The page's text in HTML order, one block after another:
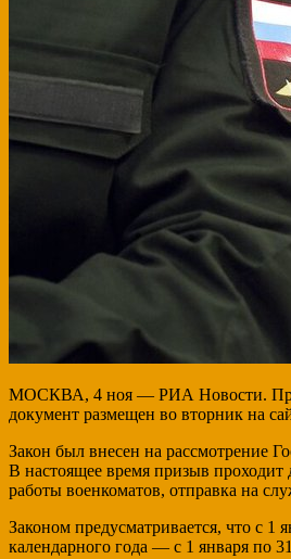
МОСКВА, 4 ноя — РИА Новости.
документ размещен во вторник на
Закон был внесен на рассмотрение
В настоящее время призыв
работы военкоматов, отправка на
Законом предусматривается, что с 1
календарного года — с 1 января по